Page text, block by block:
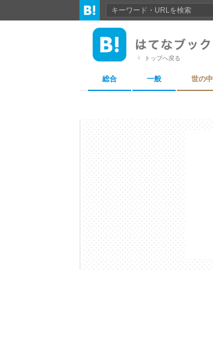
トップへ戻る
総合 一般 世の中